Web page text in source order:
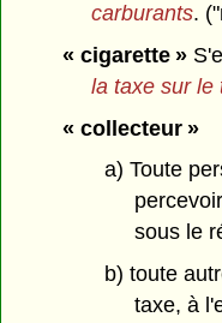
carburants.
« cigarette »
la taxe sur le
« collecteur »
a) Toute
sous le
b) toute
taxe, à